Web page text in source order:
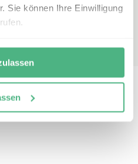
Sie können Ihre Einwilligung